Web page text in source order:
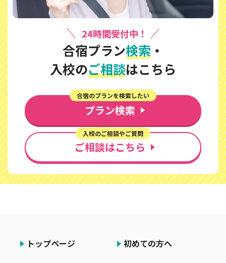
24時間受付中！
合宿プラン検索 ・
入校のご相談はこちら
プラン検索
合宿のプランを検索したい
ご相談はこちら
入校のご相談やご質問
トップページ 初めての方へ